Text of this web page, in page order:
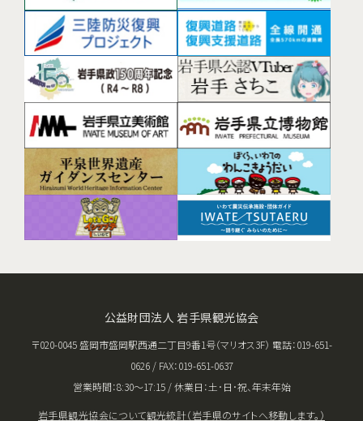
公益財団法人 岩手県観光協会
〒020-0045 盛岡市盛岡駅西通二丁目9番1号（マリオス3F） 電話：019-651-
0626 / FAX：019-651-0637
営業時間：8:30〜17:15 / 休業日：土･日･祝、年末年始
岩手県観光協会について観光統計（岩手県のサイトへ移動します。）